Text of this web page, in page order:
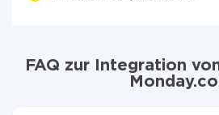
FAQ zur Integration